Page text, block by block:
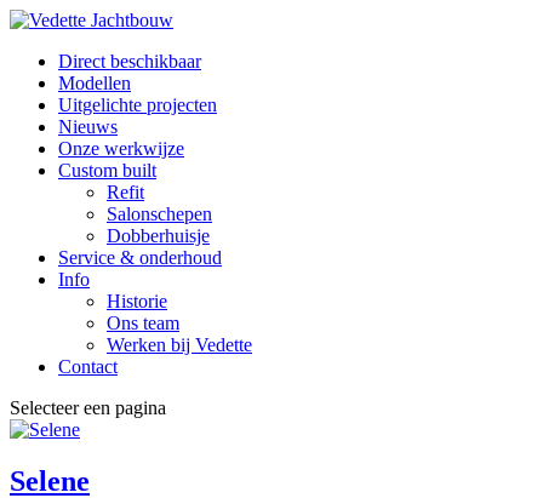
Direct beschikbaar
Modellen
Uitgelichte projecten
Nieuws
Onze werkwijze
Custom built
Refit
Salonschepen
Dobberhuisje
Service & onderhoud
Info
Historie
Ons team
Werken bij Vedette
Contact
Selecteer een pagina
Selene